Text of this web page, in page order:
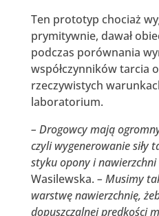
Ten prototyp chociaż
prymitywnie, dawał
podczas porównania
współczynników tarcia
rzeczywistych
laboratorium.
– Drogowcy mają
czyli wygenerowanie siły
styku opony i nawierzchni
Wasilewska. – Musimy
warstwę nawierzchnię,
dopuszczalnej prędkości